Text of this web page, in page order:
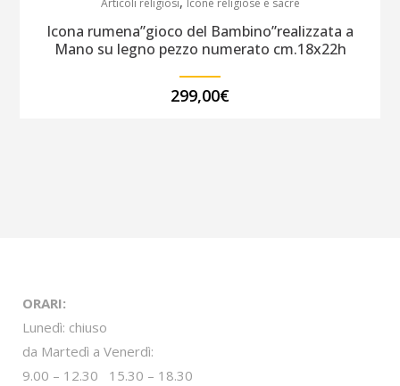
Articoli religiosi Icone religiose e sacre
Icona rumena”gioco del Bambino”realizzata a
Mano su legno pezzo numerato cm.18x22h
299,00€
ORARI:
Lunedì: chiuso
da Martedì a Venerdì:
9.00 – 12.30 15.30 – 18.30